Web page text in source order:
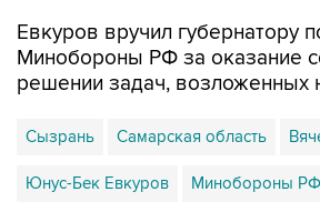
Евкуров вручил губернатору
Минобороны РФ за оказание
решении задач, возложенных
Сызрань Самарская область
Юнус-Бек Евкуров Минобороны РФ